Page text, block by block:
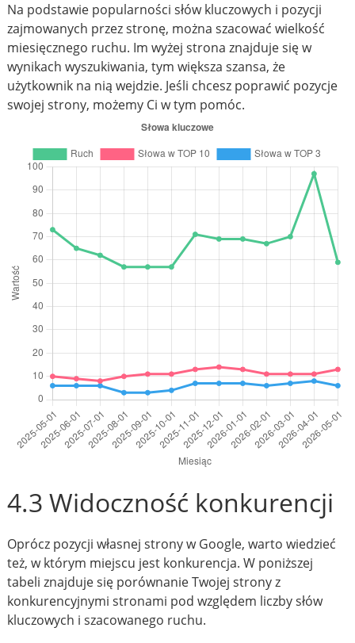
Na podstawie popularności słów kluczowych i pozycji
zajmowanych przez stronę, można szacować wielkość
miesięcznego ruchu. Im wyżej strona znajduje się w
wynikach wyszukiwania, tym większa szansa, że
użytkownik na nią wejdzie. Jeśli chcesz poprawić pozycje
swojej strony, możemy Ci w tym pomóc.
4.3 Widoczność konkurencji
Oprócz pozycji własnej strony w Google, warto wiedzieć
też, w którym miejscu jest konkurencja. W poniższej
tabeli znajduje się porównanie Twojej strony z
konkurencyjnymi stronami pod względem liczby słów
kluczowych i szacowanego ruchu.